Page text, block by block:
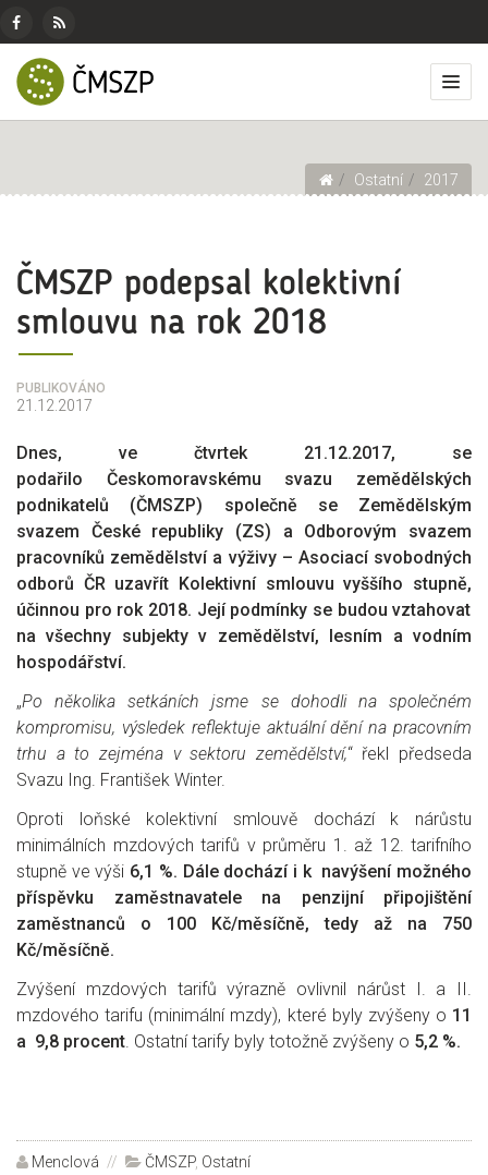
ČMSZP
Českomoravský
svaz
zemědělských
Menu
pro
sociální
sítě
Facebook
RSS
zdroj
Základní
menu
Ostatní 2017
ČMSZP podepsal kolektivní
smlouvu na rok 2018
PUBLIKOVÁNO
21.12.2017
Dnes, ve čtvrtek 21.12.2017, se
podařilo
Českomoravskému svazu zemědělských
podnikatelů (ČMSZP) společně se Zemědělským
svazem České republiky (ZS) a Odborovým svazem
pracovníků zemědělství a výživy – Asociací svobodných
odborů ČR uzavřít Kolektivní smlouvu vyššího stupně,
účinnou pro rok 2018. Její podmínky se budou vztahovat
na všechny subjekty v zemědělství, lesním a vodním
hospodářství.
„Po několika setkáních jsme se dohodli na společném
kompromisu, výsledek reflektuje aktuální dění na pracovním
trhu a to zejména v sektoru zemědělství,“ řekl předseda
Svazu Ing. František Winter.
Oproti loňské kolektivní smlouvě dochází k nárůstu
minimálních mzdových tarifů v průměru 1. až 12. tarifního
stupně ve výši 6,1 %. Dále dochází i k navýšení možného
příspěvku zaměstnavatele na penzijní připojištění
zaměstnanců o 100 Kč/měsíčně, tedy až na 750
Kč/měsíčně.
Zvýšení mzdových tarifů výrazně ovlivnil nárůst I. a II.
mzdového tarifu (minimální mzdy), které byly zvýšeny o 11
a 9,8 procent. Ostatní tarify byly totožně zvýšeny o 5,2 %.
Autor:
Menclová Rubriky:
ČMSZP, Ostatní